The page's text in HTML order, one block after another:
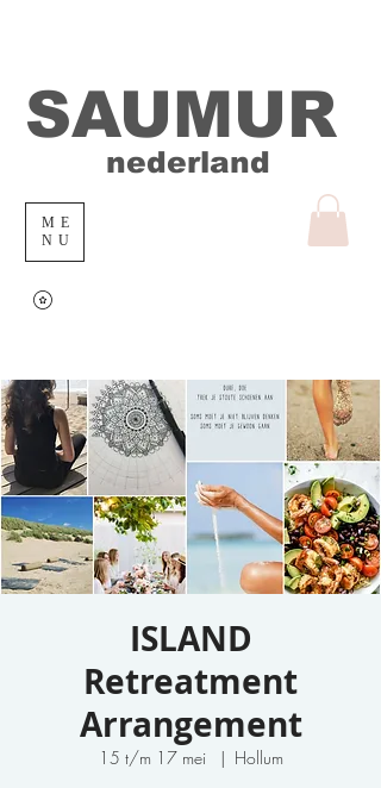
SAUMUR
nederland
ME
NU
ISLAND
Retreatment
Arrangement
15 t/m 17 mei
  |
Hollum